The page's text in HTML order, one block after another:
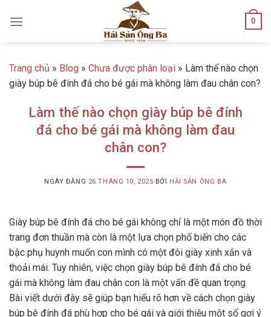
0
Trang chủ » Blog » Chưa được phân loại » Làm thế nào chọn
giày búp bê đính đá cho bé gái mà không làm đau chân con?
Làm thế nào chọn giày búp bê đính
đá cho bé gái mà không làm đau
chân con?
NGÀY ĐĂNG 26 THÁNG 10, 2025 BỞI HẢI SẢN ÔNG BA
Giày búp bê đính đá cho bé gái không chỉ là một món đồ thời
trang đơn thuần mà còn là một lựa chọn phổ biến cho các
bậc phụ huynh muốn con mình có một đôi giày xinh xắn và
thoải mái. Tuy nhiên, việc chọn giày búp bê đính đá cho bé
gái mà không làm đau chân con là một vấn đề quan trọng.
Bài viết dưới đây sẽ giúp bạn hiểu rõ hơn về cách chọn giày
búp bê đính đá phù hợp cho bé gái và giới thiệu một số gợi ý